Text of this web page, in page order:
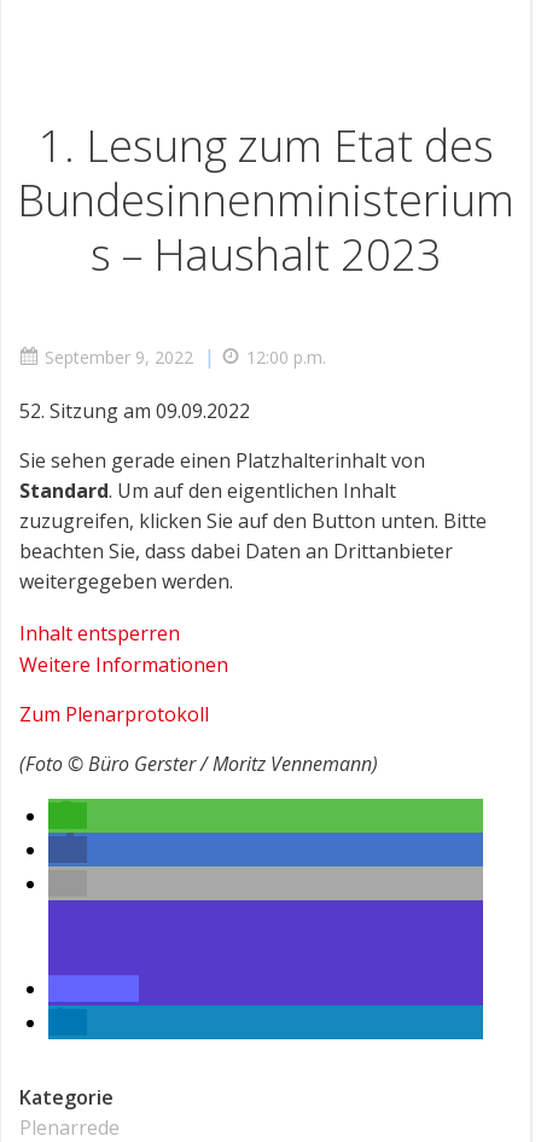
1. Lesung zum Etat des
Bundesinnenministerium
s – Haushalt 2023
September 9, 2022 | 12:00 p.m.
52. Sitzung am 09.09.2022
Sie sehen gerade einen Platzhalterinhalt von
Standard. Um auf den eigentlichen Inhalt
zuzugreifen, klicken Sie auf den Button unten. Bitte
beachten Sie, dass dabei Daten an Drittanbieter
weitergegeben werden.
Inhalt entsperren
Weitere Informationen
Zum Plenarprotokoll
(Foto © Büro Gerster / Moritz Vennemann)
Kategorie
Plenarrede